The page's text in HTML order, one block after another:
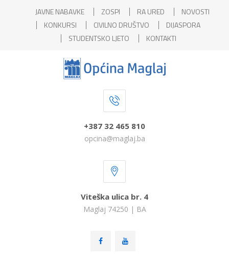
JAVNE NABAVKE ZOSPI RA URED
NOVOSTI
KONKURSI
CIVILNO DRUŠTVO
DIJASPORA
STUDENTSKO LJETO
KONTAKTI
+387 32 465 810
opcina@maglaj.ba
Viteška ulica br. 4
Maglaj 74250 | BA